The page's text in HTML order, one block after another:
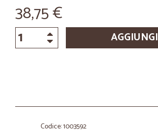
38,75 €
AGGIUNGI
Codice: 1003592